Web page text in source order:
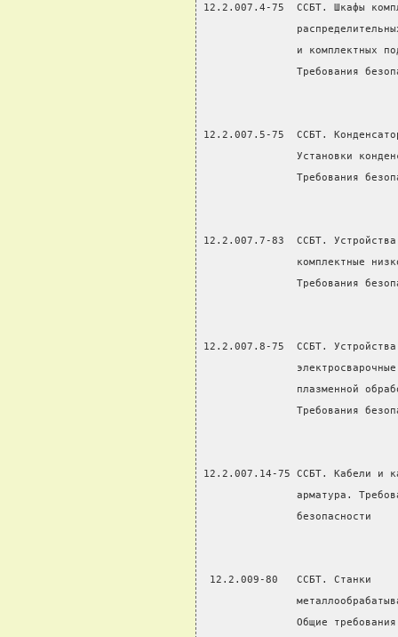
12.2.007.4-75  ССБТ. Шкафы
и комплектных
Требования
12.2.007.5-75  ССБТ.
Установки
Требования
12.2.007.7-83  ССБТ.
комплектные
Требования
12.2.007.8-75  ССБТ.
плазменной
Требования
12.2.007.14-75 ССБТ. Кабели и
арматура.
               безопасности
12.2.009-80   ССБТ. Станки
               Общие требования